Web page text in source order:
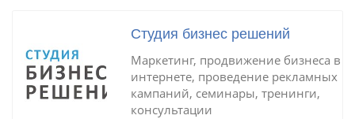
Студия бизнес решений
Маркетинг, продвижение бизнеса в
интернете, проведение рекламных
кампаний, семинары, тренинги,
консультации